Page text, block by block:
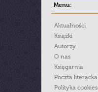
Menu:
Aktualności
Książki
Autorzy
O nas
Księgarnia
Poczta literacka
Polityka cookies